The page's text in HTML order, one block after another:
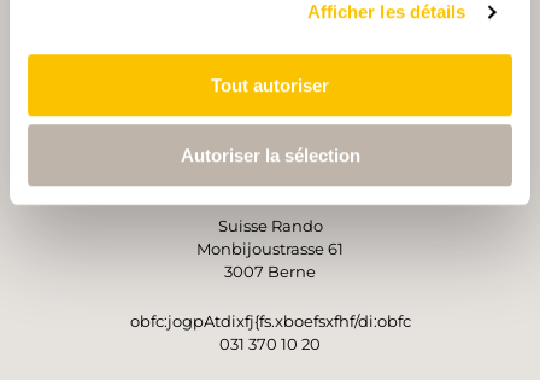
Afficher les détails
Tout autoriser
Autoriser la sélection
OPÉRATEUR
Suisse Rando
Monbijoustrasse 61
3007 Berne
obfc:jogpAtdixfj{fs.xboefsxfhf/di:obfc
031 370 10 20